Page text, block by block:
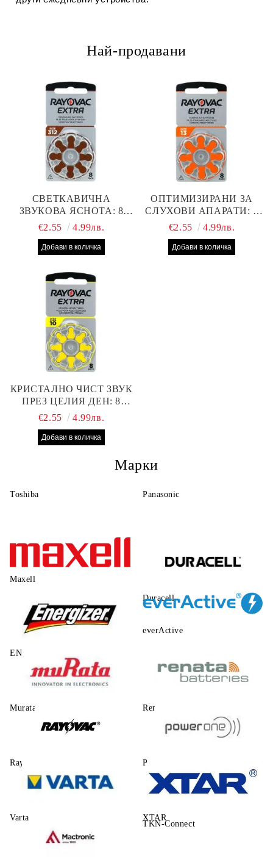
Най-продавани
СВЕТКАВИЧНА
ЗВУКОВА ЯСНОТА: 8
БРОЯ RAYOVAC EXTRA
СЛУХОВ АПАРАТ С
€2.55 4.99лв.
ОПТИМИЗИРАНИ ЗА
СЛУХОВИ АПАРАТИ: 8
БРОЯ RAYOVAC EXTRA
ПРОИЗВОДИТЕЛНОСТ
€2.55 4.99лв.
КРИСТАЛНО ЧИСТ ЗВУК
ПРЕЗ ЦЕЛИЯ ДЕН: 8
БРОЯ RAYOVAC EXTRA
АПАРАТ
€2.55 4.99лв.
Марки
Toshiba Panasonic
Maxell
Duracell
ENERGIZER
everActive
Murata Renata
Rayovac Power One
Varta XTAR
TKN-Connect